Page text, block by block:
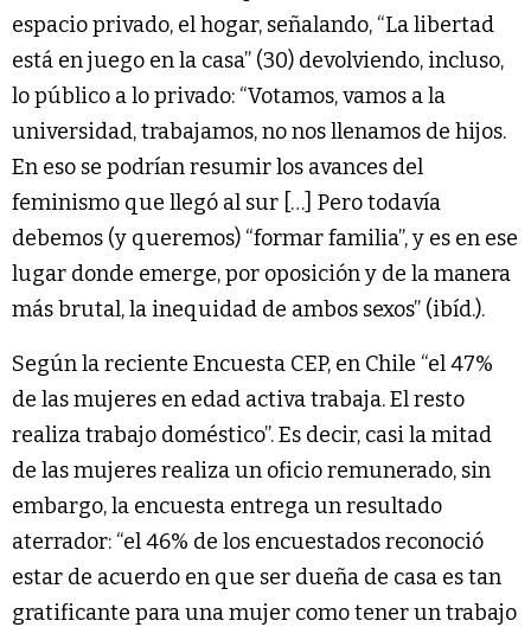
espacio privado, el hogar, señalando, “La libertad
está en juego en la casa” (30) devolviendo, incluso,
lo público a lo privado: “Votamos, vamos a la
universidad, trabajamos, no nos llenamos de hijos.
En eso se podrían resumir los avances del
feminismo que llegó al sur […] Pero todavía
debemos (y queremos) “formar familia”, y es en ese
lugar donde emerge, por oposición y de la manera
más brutal, la inequidad de ambos sexos” (ibíd.).
Según la reciente Encuesta CEP, en Chile “el 47%
de las mujeres en edad activa trabaja. El resto
realiza trabajo doméstico”. Es decir, casi la mitad
de las mujeres realiza un oficio remunerado, sin
embargo, la encuesta entrega un resultado
aterrador: “el 46% de los encuestados reconoció
estar de acuerdo en que ser dueña de casa es tan
gratificante para una mujer como tener un trabajo